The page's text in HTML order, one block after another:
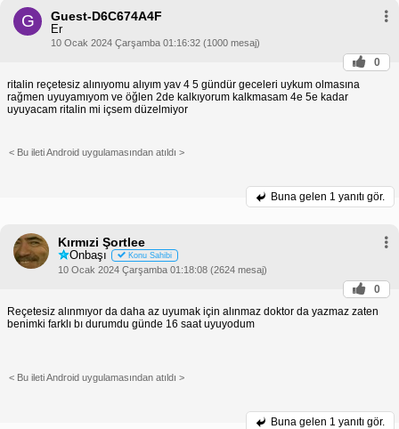
G Guest-D6C674A4F
Er
10 Ocak 2024 Çarşamba 01:16:32 (1000 mesaj)
0
ritalin reçetesiz alınıyomu alıyım yav 4 5 gündür geceleri uykum olmasına
rağmen uyuyamıyom ve öğlen 2de kalkıyorum kalkmasam 4e 5e kadar
uyuyacam ritalin mi içsem düzelmiyor
< Bu ileti Android uygulamasından atıldı >
Buna gelen 1 yanıtı gör.
Kırmızi Şortlee
Onbaşı Konu Sahibi
10 Ocak 2024 Çarşamba 01:18:08 (2624 mesaj)
0
Reçetesiz alınmıyor da daha az uyumak için alınmaz doktor da yazmaz zaten
benimki farklı bı durumdu günde 16 saat uyuyodum
< Bu ileti Android uygulamasından atıldı >
Buna gelen 1 yanıtı gör.